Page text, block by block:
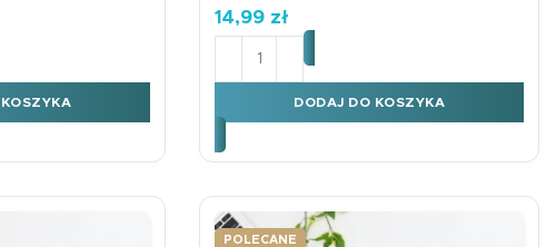
4 strony składana GEOGRAFIA - EUROPA
14,99 zł
ilość Karta edukacyjna 4 strony
DODAJ DO KOSZYKA
POLECANE